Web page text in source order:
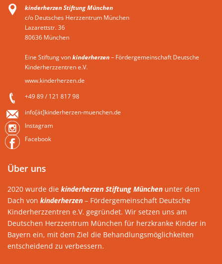
kinderherzen Stiftung München
c/o Deutsches Herzzentrum München
Lazarettstr. 36
80636 München
Eine Stiftung vonkinderherzen– Fördergemeinschaft Deutsche
Kinderherzzentren e.V.
www.kinderherzen.de
+49 89 / 121 817 98
info[ät]kinderherzen-muenchen.de
Instagram
Facebook
Über uns
2020 wurde die kinderherzen Stiftung München unter dem
Dach von kinderherzen – Fördergemeinschaft Deutsche
Kinderherzzentren e.V. gegründet. Wir setzen uns am
Deutschen Herzzentrum München für herzkranke Kinder in
Bayern ein, mit dem Ziel die Behandlungsmöglichkeiten
entscheidend zu verbessern.